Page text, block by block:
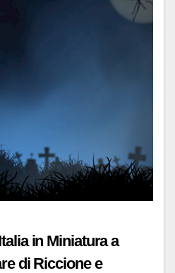
in Miniatura a
di Riccione e